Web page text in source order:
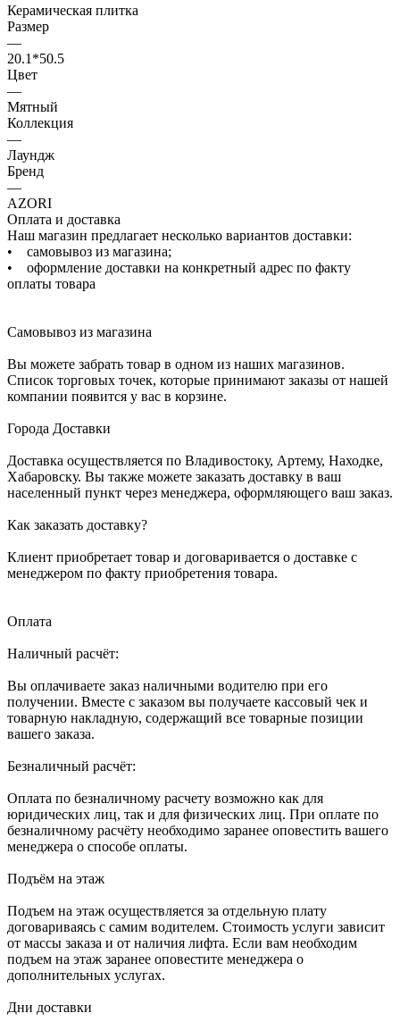
Керамическая плитка
Размер
—
20.1*50.5
Цвет
—
Мятный
Коллекция
—
Лаундж
Бренд
—
AZORI
Оплата и доставка
Наш магазин предлагает несколько вариантов доставки:
• самовывоз из магазина;
• оформление доставки на конкретный адрес по факту
оплаты товара
Самовывоз из магазина
Вы можете забрать товар в одном из наших магазинов.
Список торговых точек, которые принимают заказы от нашей
компании появится у вас в корзине.
Города Доставки
Доставка осуществляется по Владивостоку, Артему, Находке,
Хабаровску. Вы также можете заказать доставку в ваш
населенный пункт через менеджера, оформляющего ваш заказ.
Как заказать доставку?
Клиент приобретает товар и договаривается о доставке с
менеджером по факту приобретения товара.
Оплата
Наличный расчёт:
Вы оплачиваете заказ наличными водителю при его
получении. Вместе с заказом вы получаете кассовый чек и
товарную накладную, содержащий все товарные позиции
вашего заказа.
Безналичный расчёт:
Оплата по безналичному расчету возможно как для
юридических лиц, так и для физических лиц. При оплате по
безналичному расчёту необходимо заранее оповестить вашего
менеджера о способе оплаты.
Подъём на этаж
Подъем на этаж осуществляется за отдельную плату
договариваясь с самим водителем. Стоимость услуги зависит
от массы заказа и от наличия лифта. Если вам необходим
подъем на этаж заранее оповестите менеджера о
дополнительных услугах.
Дни доставки